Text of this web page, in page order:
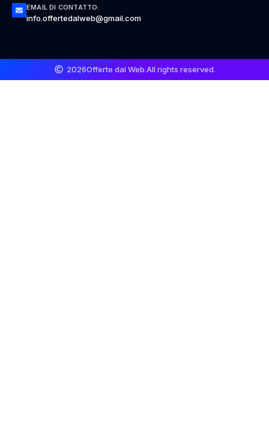
EMAIL DI CONTATTO:
info.offertedalweb@gmail.com
2026Offerte dal Web.All rights reserved.